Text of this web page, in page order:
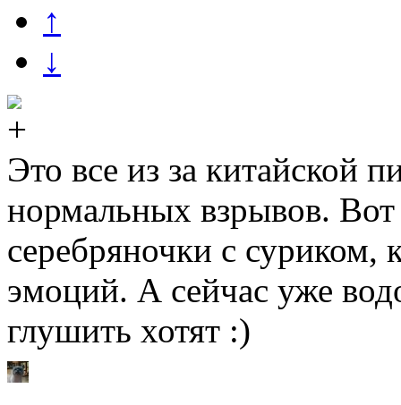
↑
↓
Это все из за китайской
нормальных взрывов.
серебряночки с суриком,
эмоций. А сейчас уже
глушить хотят :)